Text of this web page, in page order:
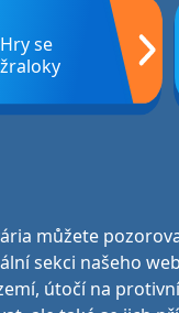
Hry se
žraloky
můžete
sekci našeho
útočí na